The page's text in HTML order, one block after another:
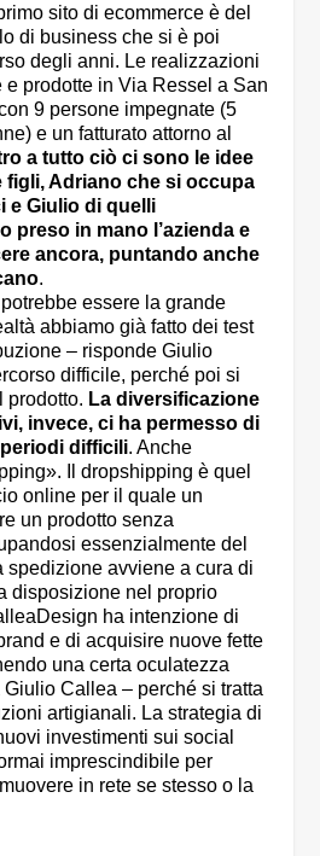
sito di ecommerce è del
di business che si è poi
degli anni. Le realizzazioni
e prodotte in Via Ressel a San
9 persone impegnate (5
e un fatturato attorno al
a tutto ciò ci sono le idee
figli, Adriano che si occupa
e Giulio di quelli
preso in mano l’azienda e
ancora, puntando anche
.
potrebbe essere la grande
abbiamo già fatto dei test
– risponde Giulio
difficile, perché poi si
prodotto. La diversificazione
invece, ci ha permesso di
difficili. Anche
Il dropshipping è quel
online per il quale un
un prodotto senza
essenzialmente del
spedizione avviene a cura di
disposizione nel proprio
ha intenzione di
e di acquisire nuove fette
una certa oculatezza
Callea – perché si tratta
artigianali. La strategia di
investimenti sui social
imprescindibile per
in rete se stesso o la